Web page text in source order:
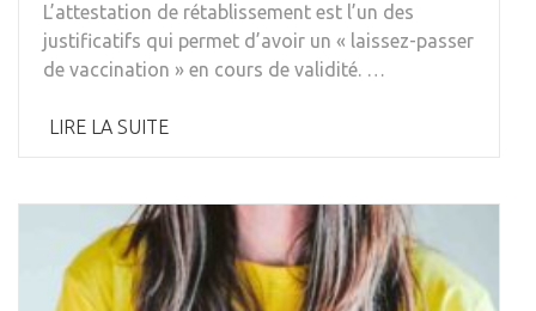
L’attestation de rétablissement est l’un des
justificatifs qui permet d’avoir un « laissez-passer
de vaccination » en cours de validité. …
LIRE LA SUITE